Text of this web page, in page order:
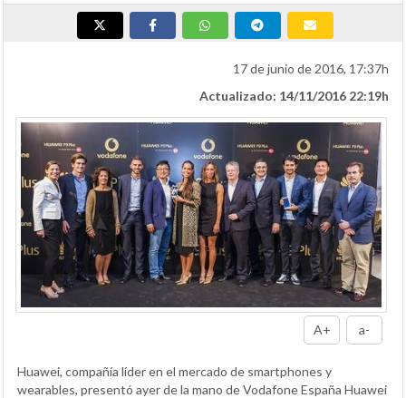
17 de junio de 2016, 17:37h
Actualizado: 14/11/2016 22:19h
A+ a-
Huawei, compañía líder en el mercado de smartphones y
wearables, presentó ayer de la mano de Vodafone España Huawei